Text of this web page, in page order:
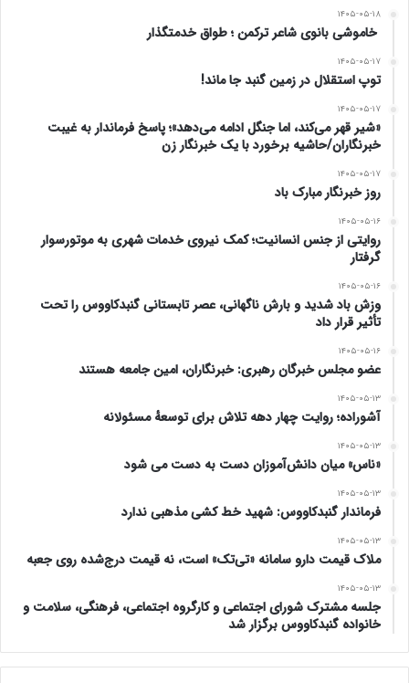
خودش خواست فردی می توانست فعالیت کند. به نام
مجمع از کسی حمایت نکردیم. من بی طرف بودم حتی
پسرم نمی دانست که به کی رای دادم.
گفتمان پزشکیان
خوشبختانه آدمی رئیس جمهور شد که مردم گفتمان وی
را تایید کردند. در دیدار با رئیس جمهور گفتم آقای
پزشکیان گفتمانی که حضرتعالی بکار بردید برگرفته از
صداقت و شجاعت یکرنگی بود. این در ذات مردم
ترکمن صحرا نهفته شده است. گفتمان شما مردم ترکمن
صحرا را جذب کرد حتی روستایی سراغ دارم که صد در
صد به شما رای دادند. شما شرایط سختی دارید در برابر
این مردم جامع فکر کنید. مردم انتظار دارند به خواسته
های آنان پاسخ دهید. اهل سنت به پزشکیان زیاد رای
دادند.
در کنار دولت هستیم
الان دولت بیاید ببینیم وزرا را چگونه انتخاب میکند
۱۴۰۵-۰۵-۱۸
خاموشی بانوی شاعر ترکمن ؛ طواق خدمتگذار
۱۴۰۵-۰۵-۱۷
توپ استقلال در زمین گنبد جا ماند!
۱۴۰۵-۰۵-۱۷
«شیر قهر می‌کند، اما جنگل ادامه می‌دهد»؛ پاسخ فرماندار به غیبت
خبرنگاران/حاشیه برخورد با یک خبرنگار زن
۱۴۰۵-۰۵-۱۷
روز خبرنگار مبارک باد
۱۴۰۵-۰۵-۱۶
روایتی از جنس انسانیت؛ کمک نیروی خدمات شهری به موتورسوار
گرفتار
۱۴۰۵-۰۵-۱۶
وزش باد شدید و بارش ناگهانی، عصر تابستانی گنبدکاووس را تحت
تأثیر قرار داد
۱۴۰۵-۰۵-۱۶
عضو مجلس خبرگان رهبری: خبرنگاران، امین جامعه هستند
۱۴۰۵-۰۵-۱۳
آشوراده؛ روایت چهار دهه تلاش برای توسعهٔ مسئولانه
۱۴۰۵-۰۵-۱۳
«ناس» میان دانش‌آموزان دست به دست می شود
۱۴۰۵-۰۵-۱۳
فرماندار گنبدکاووس: شهید خط کشی مذهبی ندارد
۱۴۰۵-۰۵-۱۳
ملاک قیمت دارو سامانه «تی‌تک» است، نه قیمت درج‌شده روی جعبه
۱۴۰۵-۰۵-۱۳
جلسه مشترک شورای اجتماعی و کارگروه اجتماعی، فرهنگی، سلامت و
خانواده گنبدکاووس برگزار شد